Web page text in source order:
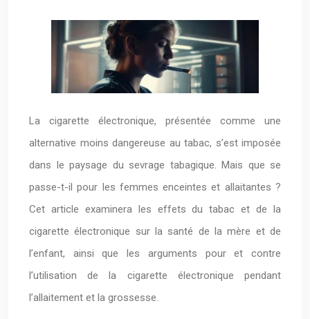
La cigarette électronique, présentée comme une
alternative moins dangereuse au tabac, s’est imposée
dans le paysage du sevrage tabagique. Mais que se
passe-t-il pour les femmes enceintes et allaitantes ?
Cet article examinera les effets du tabac et de la
cigarette électronique sur la santé de la mère et de
l’enfant, ainsi que les arguments pour et contre
l’utilisation de la cigarette électronique pendant
l’allaitement et la grossesse.